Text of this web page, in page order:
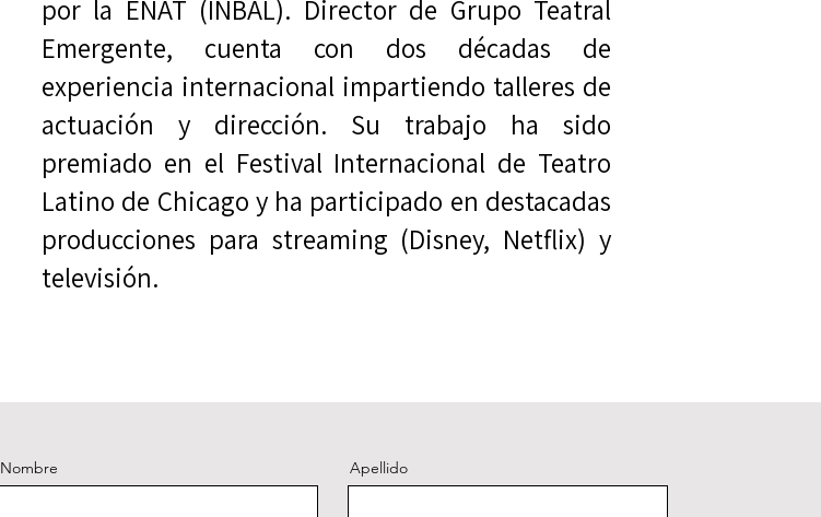
por la ENAT (INBAL). Director de Grupo Teatral
Emergente, cuenta con dos décadas de
experiencia internacional impartiendo talleres de
actuación y dirección. Su trabajo ha sido
premiado en el Festival Internacional de Teatro
Latino de Chicago y ha participado en destacadas
producciones para streaming (Disney, Netflix) y
televisión.
Nombre Apellido